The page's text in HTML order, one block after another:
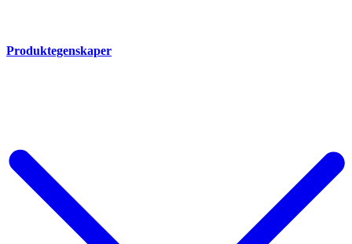
Produktegenskaper